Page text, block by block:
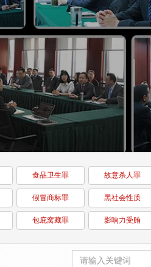
食品卫生罪 故意杀人罪
假冒商标罪 黑社会性质
包庇窝藏罪 影响力受贿